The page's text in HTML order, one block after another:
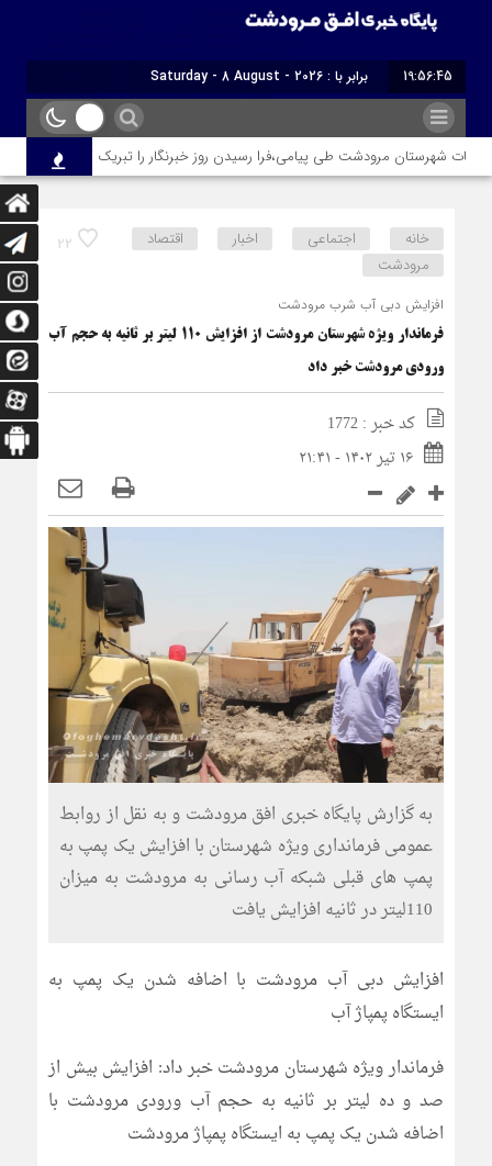
19:56:46 برابر با : Saturday - 8 August - 2026
شهرستان مرودشت طی پیامی،فرا رسیدن روز خبرنگار را تبریک گفت
22 خانه اجتماعی اخبار
اقتصاد
مرودشت
افزایش دبی آب شرب مرودشت
فرماندار ویژه شهرستان مرودشت از افزایش ۱۱۰ لیتر بر ثانیه به حجم آب
ورودی مرودشت خبر داد
کد خبر : 1772
۱۶ تیر ۱۴۰۲ - ۲۱:۴۱
به گزارش پایگاه خبری افق مرودشت و به نقل از روابط
عمومی فرمانداری ویژه شهرستان با افزایش یک پمپ به
پمپ های قبلی شبکه آب رسانی به مرودشت به میزان
110لیتر در ثانیه افزایش یافت
افزایش دبی آب مرودشت با اضافه شدن یک پمپ به
ایستگاه پمپاژ آب
فرماندار ویژه شهرستان مرودشت خبر داد: افزایش بیش از
صد و ده لیتر بر ثانیه به حجم آب ورودی مرودشت با
اضافه شدن یک پمپ به ایستگاه پمپاژ مرودشت